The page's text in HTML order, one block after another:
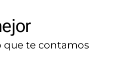
que te contamos